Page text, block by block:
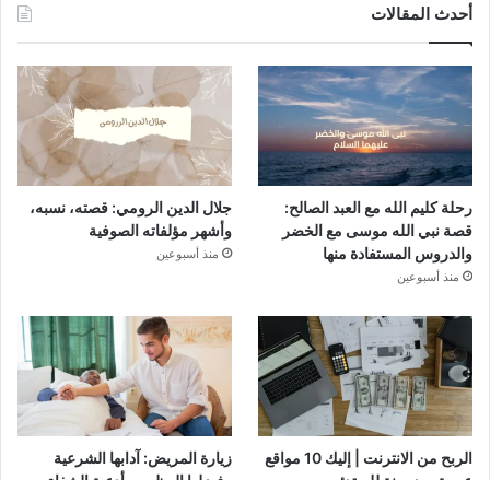
أحدث المقالات
رحلة كليم الله مع العبد الصالح:
قصة نبي الله موسى مع الخضر
والدروس المستفادة منها
منذ أسبوعين
جلال الدين الرومي: قصته، نسبه،
وأشهر مؤلفاته الصوفية
منذ أسبوعين
الربح من الانترنت | إليك 10 مواقع
زيارة المريض: آدابها الشرعية